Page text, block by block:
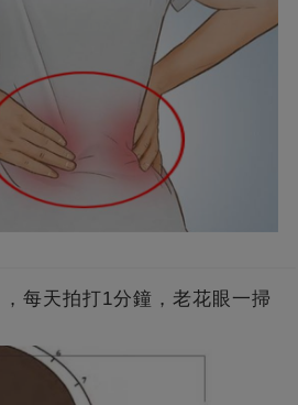
每天拍打1分鐘，老花眼一掃